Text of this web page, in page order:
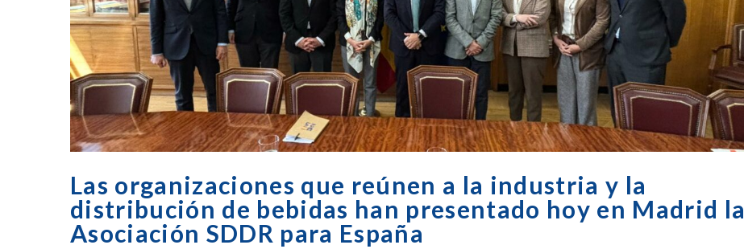
Las organizaciones que reúnen a la industria y la
distribución de bebidas han presentado hoy en Madrid la
Asociación SDDR para España